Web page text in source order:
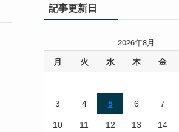
記事更新日
2026年8月
月 火 水 木 金
3 4 5 6 7
10 11 12 13 14